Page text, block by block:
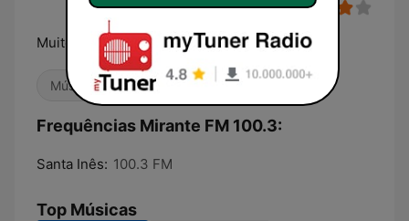
Muito Melhor
Música Brasileira
Frequências Mirante FM 100.3:
Santa Inês: 100.3 FM
Top Músicas